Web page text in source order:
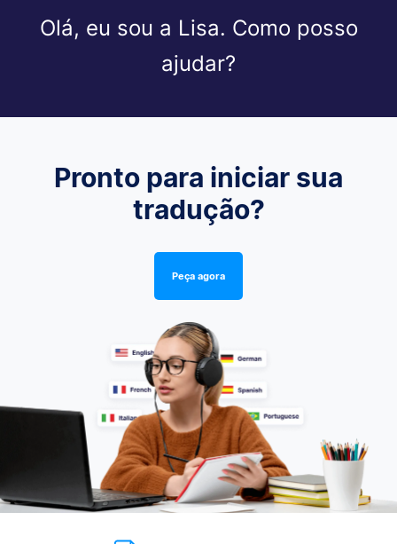
Olá, eu sou a Lisa. Como posso
ajudar?
Pronto para iniciar sua
tradução?
Peça agora